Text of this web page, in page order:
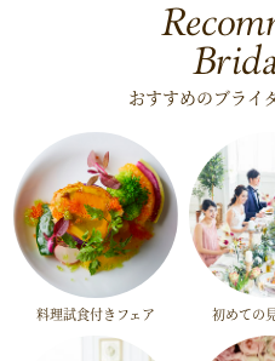
おすすめのブライ
料理試食付きフェア 初めての